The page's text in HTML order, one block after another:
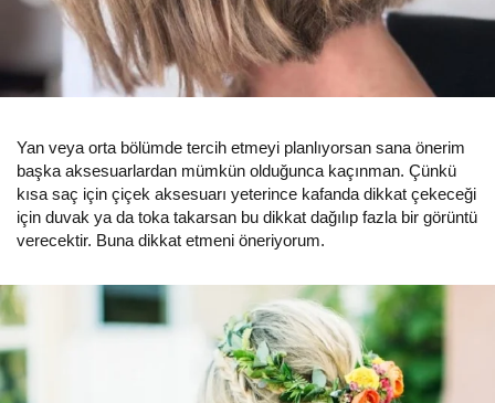
Yan veya orta bölümde tercih etmeyi planlıyorsan sana önerim
başka aksesuarlardan mümkün olduğunca kaçınman. Çünkü
kısa saç için çiçek aksesuarı yeterince kafanda dikkat çekeceği
için duvak ya da toka takarsan bu dikkat dağılıp fazla bir görüntü
verecektir. Buna dikkat etmeni öneriyorum.